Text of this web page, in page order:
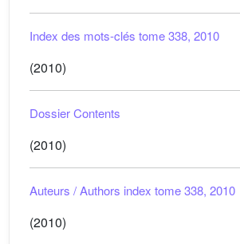
Index des mots-clés tome 338, 2010
(2010)
Dossier Contents
(2010)
Auteurs / Authors index tome 338, 2010
(2010)